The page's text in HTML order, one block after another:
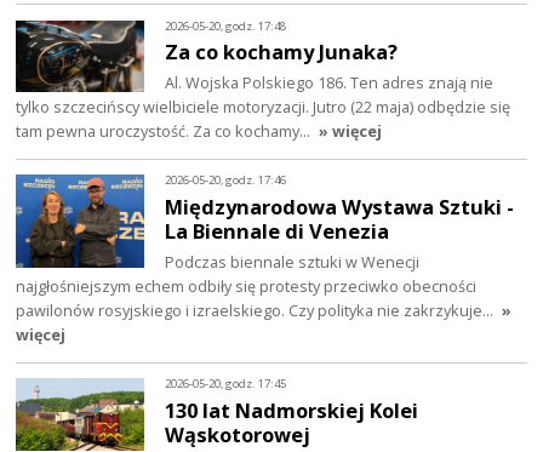
2026-05-20, godz. 17:48
Za co kochamy Junaka?
Al. Wojska Polskiego 186. Ten adres znają nie
tylko szczecińscy wielbiciele motoryzacji. Jutro (22 maja) odbędzie się
tam pewna uroczystość. Za co kochamy… » więcej
2026-05-20, godz. 17:46
Międzynarodowa Wystawa Sztuki -
La Biennale di Venezia
Podczas biennale sztuki w Wenecji
najgłośniejszym echem odbiły się protesty przeciwko obecności
pawilonów rosyjskiego i izraelskiego. Czy polityka nie zakrzykuje… »
więcej
2026-05-20, godz. 17:45
130 lat Nadmorskiej Kolei
Wąskotorowej